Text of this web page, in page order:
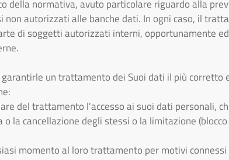
della normativa, avuto particolare riguardo alla
non autorizzati alle banche dati. In ogni caso, il
di soggetti autorizzati interni, opportunamente
un trattamento dei Suoi dati il più corretto
del trattamento l'accesso ai suoi dati personali,
la cancellazione degli stessi o la limitazione
momento al loro trattamento per motivi